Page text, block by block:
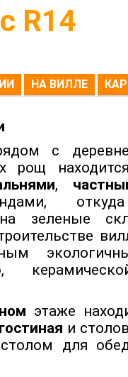
R14
НА ВИЛЛЕ
с
рощ
,
зеленые
этаже
гостиная и
для